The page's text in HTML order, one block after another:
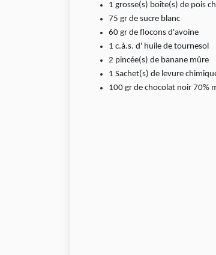
1 grosse(s) boîte(s) de pois
75 gr de sucre blanc
60 gr de flocons d'avoine
1 c.à.s. d' huile de tournesol
2 pincée(s) de banane mûre
1 Sachet(s) de levure
100 gr de chocolat noir 70%